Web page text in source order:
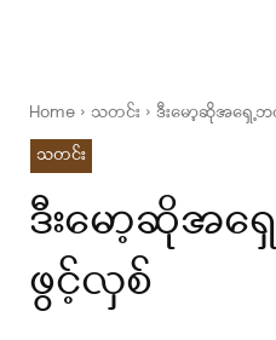
Home သတင်း
ဒီးမော့ဆိုအရှေ့ဘ
သတင်း
ဒီးမော့ဆိုအရှ
ဖွင့်လှစ်